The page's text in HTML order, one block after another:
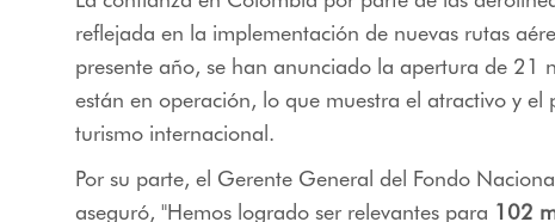
reflejada en la implementación de nuevas rutas
presente año, se han anunciado la apertura de 21
están en operación, lo que muestra el atractivo y el
turismo internacional.
Por su parte, el Gerente General del Fondo
aseguró, "Hemos logrado ser relevantes para 102